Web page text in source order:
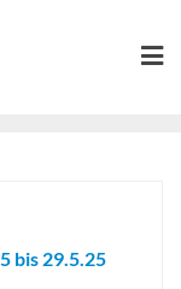
bis 29.5.25